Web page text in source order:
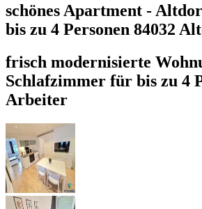
schönes Apartment -
bis zu 4 Personen 84032
frisch modernisierte
Schlafzimmer für bis zu 4
Arbeiter